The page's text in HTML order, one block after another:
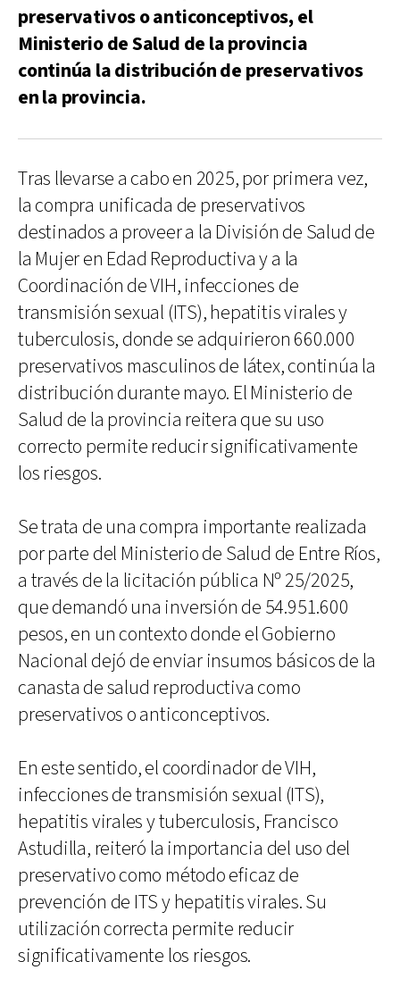
preservativos o anticonceptivos, el
Ministerio de Salud de la provincia
continúa la distribución de preservativos
en la provincia.
Tras llevarse a cabo en 2025, por primera vez,
la compra unificada de preservativos
destinados a proveer a la División de Salud de
la Mujer en Edad Reproductiva y a la
Coordinación de VIH, infecciones de
transmisión sexual (ITS), hepatitis virales y
tuberculosis, donde se adquirieron 660.000
preservativos masculinos de látex, continúa la
distribución durante mayo. El Ministerio de
Salud de la provincia reitera que su uso
correcto permite reducir significativamente
los riesgos.
Se trata de una compra importante realizada
por parte del Ministerio de Salud de Entre Ríos,
a través de la licitación pública Nº 25/2025,
que demandó una inversión de 54.951.600
pesos, en un contexto donde el Gobierno
Nacional dejó de enviar insumos básicos de la
canasta de salud reproductiva como
preservativos o anticonceptivos.
En este sentido, el coordinador de VIH,
infecciones de transmisión sexual (ITS),
hepatitis virales y tuberculosis, Francisco
Astudilla, reiteró la importancia del uso del
preservativo como método eficaz de
prevención de ITS y hepatitis virales. Su
utilización correcta permite reducir
significativamente los riesgos.